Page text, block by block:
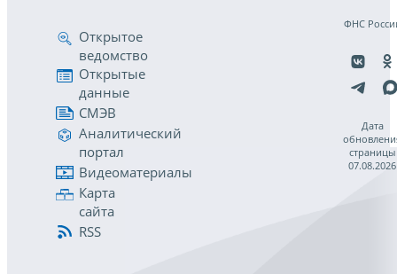
Открытое
ведомство
Открытые
данные
СМЭВ
Аналитический
портал
Видеоматериалы
Карта
сайта
RSS
ФНС
Дата
страницы
07.08.2026